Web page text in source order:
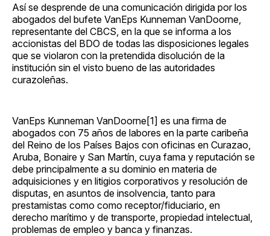
Así se desprende de una comunicación dirigida por los
abogados del bufete VanEps Kunneman VanDoorne,
representante del CBCS, en la que se informa a los
accionistas del BDO de todas las disposiciones legales
que se violaron con la pretendida disolución de la
institución sin el visto bueno de las autoridades
curazoleñas.
VanEps Kunneman VanDoorne[1] es una firma de
abogados con 75 años de labores en la parte caribeña
del Reino de los Países Bajos con oficinas en Curazao,
Aruba, Bonaire y San Martín, cuya fama y reputación se
debe principalmente a su dominio en materia de
adquisiciones y en litigios corporativos y resolución de
disputas, en asuntos de insolvencia, tanto para
prestamistas como como receptor/fiduciario, en
derecho marítimo y de transporte, propiedad intelectual,
problemas de empleo y banca y finanzas.